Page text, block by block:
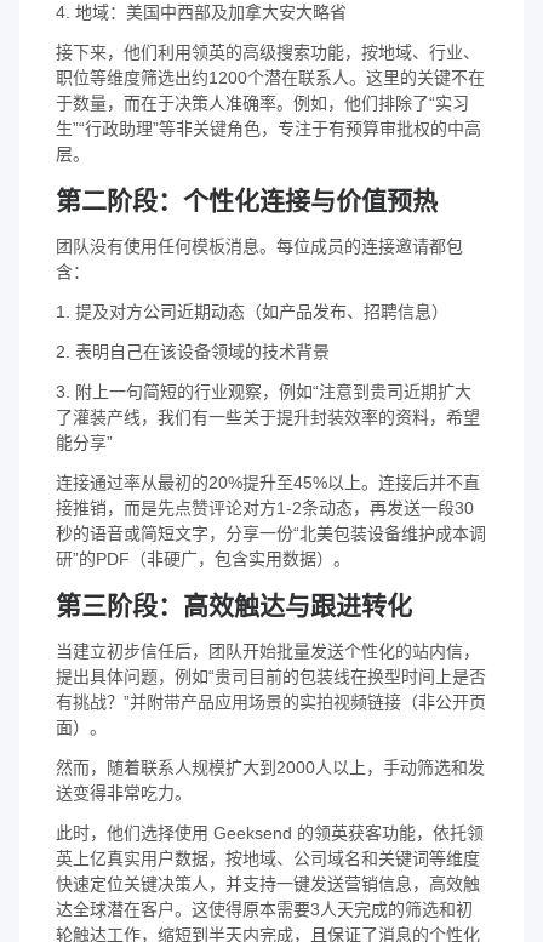
4. 地域：美国中西部及加拿大安大略省
接下来，他们利用领英的高级搜索功能，按地域、行业、
职位等维度筛选出约1200个潜在联系人。这里的关键不在
于数量，而在于决策人准确率。例如，他们排除了“实习
生”“行政助理”等非关键角色，专注于有预算审批权的中高
层。
第二阶段：个性化连接与价值预热
团队没有使用任何模板消息。每位成员的连接邀请都包
含：
1. 提及对方公司近期动态（如产品发布、招聘信息）
2. 表明自己在该设备领域的技术背景
3. 附上一句简短的行业观察，例如“注意到贵司近期扩大
了灌装产线，我们有一些关于提升封装效率的资料，希望
能分享”
连接通过率从最初的20%提升至45%以上。连接后并不直
接推销，而是先点赞评论对方1-2条动态，再发送一段30
秒的语音或简短文字，分享一份“北美包装设备维护成本调
研”的PDF（非硬广，包含实用数据）。
第三阶段：高效触达与跟进转化
当建立初步信任后，团队开始批量发送个性化的站内信，
提出具体问题，例如“贵司目前的包装线在换型时间上是否
有挑战？”并附带产品应用场景的实拍视频链接（非公开页
面）。
然而，随着联系人规模扩大到2000人以上，手动筛选和发
送变得非常吃力。
此时，他们选择使用 Geeksend 的领英获客功能，依托领
英上亿真实用户数据，按地域、公司域名和关键词等维度
快速定位关键决策人，并支持一键发送营销信息，高效触
达全球潜在客户。这使得原本需要3人天完成的筛选和初
轮触达工作，缩短到半天内完成，且保证了消息的个性化